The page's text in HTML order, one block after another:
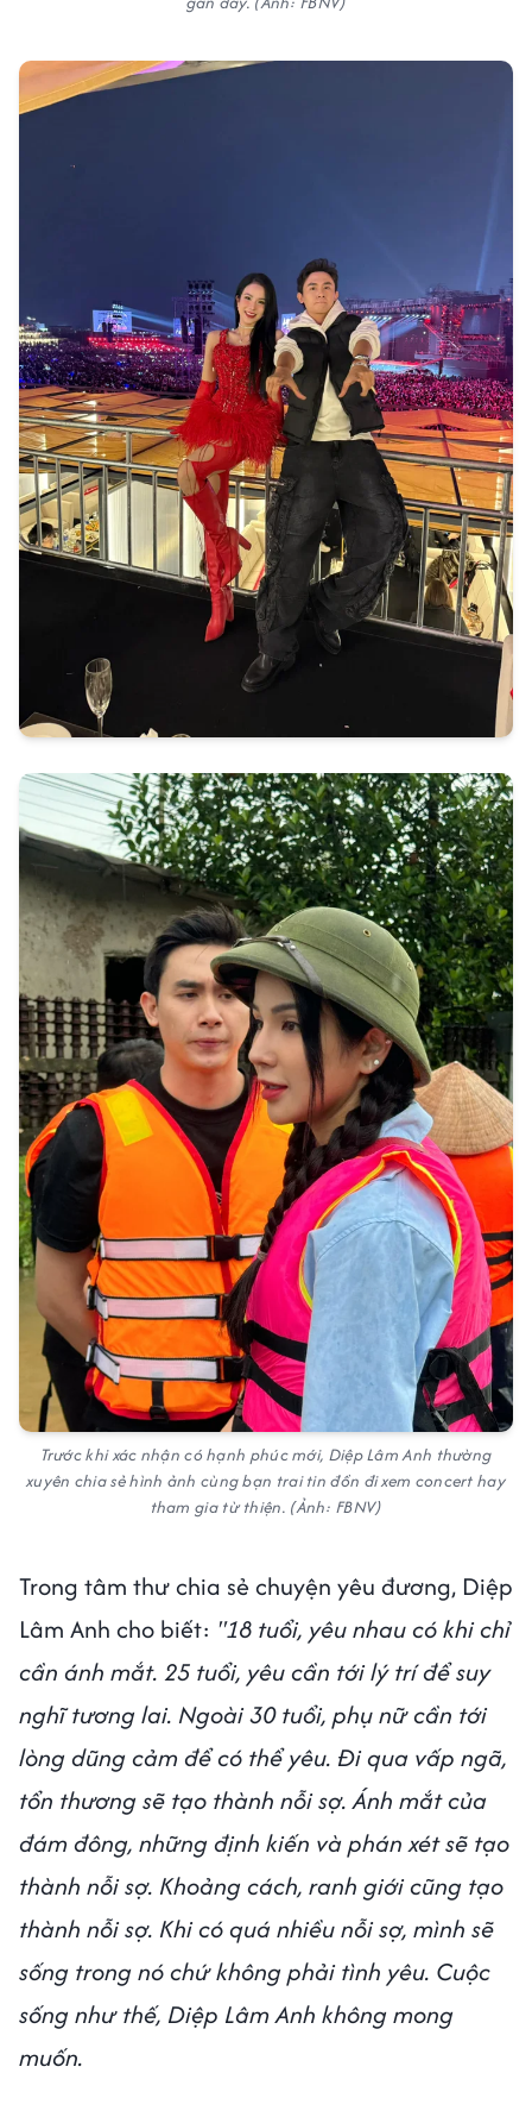
Trước khi xác nhận có hạnh phúc mới, Diệp Lâm Anh thường
xuyên chia sẻ hình ảnh cùng bạn trai tin đồn đi xem concert hay
tham gia từ thiện. (Ảnh: FBNV)
Trong tâm thư chia sẻ chuyện yêu đương, Diệp
Lâm Anh cho biết: "18 tuổi, yêu nhau có khi chỉ
cần ánh mắt. 25 tuổi, yêu cần tới lý trí để suy
nghĩ tương lai. Ngoài 30 tuổi, phụ nữ cần tới
lòng dũng cảm để có thể yêu. Đi qua vấp ngã,
tổn thương sẽ tạo thành nỗi sợ. Ánh mắt của
đám đông, những định kiến và phán xét sẽ tạo
thành nỗi sợ. Khoảng cách, ranh giới cũng tạo
thành nỗi sợ. Khi có quá nhiều nỗi sợ, mình sẽ
sống trong nó chứ không phải tình yêu. Cuộc
sống như thế, Diệp Lâm Anh không mong
muốn.